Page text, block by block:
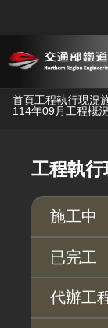
跳到主要內容
首頁工程執行現況
114年09月工程概況
工程執行
施工中
已完工
代辦工